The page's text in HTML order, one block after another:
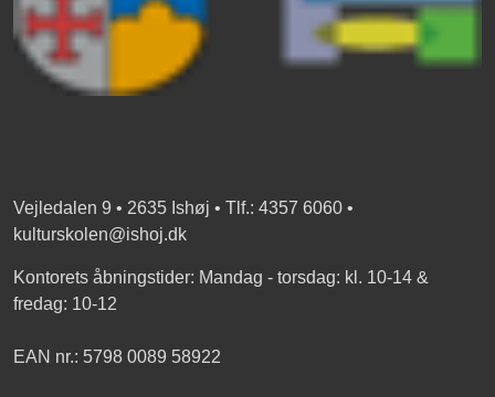
Vejledalen 9 • 2635 Ishøj • Tlf.: 4357 6060 •
kulturskolen@ishoj.dk
Kontorets åbningstider: Mandag - torsdag: kl. 10-14 &
fredag: 10-12
EAN nr.: 5798 0089 58922